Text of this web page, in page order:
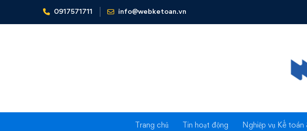
0917571711 info@webketoan.vn
Trang chủ Tin hoạt động Nghiệp vụ Kế toán
Home Tin tức - Sự kiện CÔNG TY PHẦN MỀM FAST - NHÀ CUNG CẤP